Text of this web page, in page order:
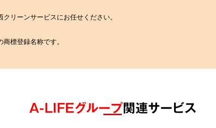
クリーンサービスにお任せください。
標登録名称です。
A-LIFEグループ関連サービス